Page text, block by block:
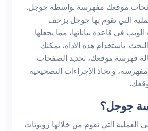
موقعك مفهرسة بواسطة جوجل.
التي تقوم بها جوجل بزحف
في قاعدة بياناتها، مما يجعلها
باستخدام هذه الأداة، يمكنك
فهرسة موقعك، تحديد الصفحات
واتخاذ الإجراءات التصحيحية
جوجل؟
التي تقوم من خلالها روبوتات